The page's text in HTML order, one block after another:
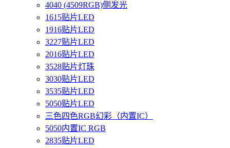
4040 (4509RGB)侧发光
1615贴片LED
1916贴片LED
3227贴片LED
2016贴片LED
3528贴片灯珠
3030贴片LED
3535贴片LED
5050贴片LED
三色四色RGB幻彩（内置IC）
5050内置IC RGB
2835贴片LED